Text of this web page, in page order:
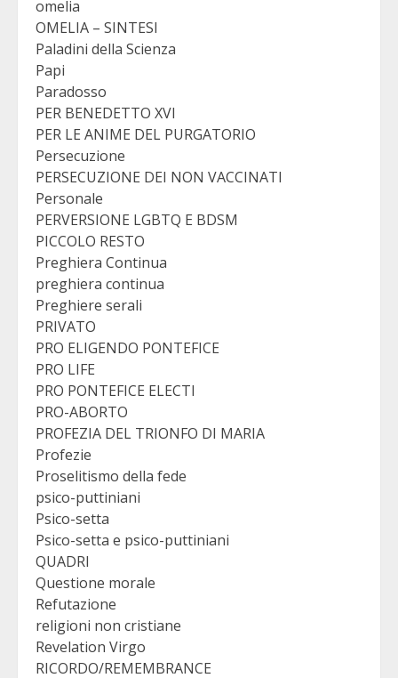
omelia
OMELIA – SINTESI
Paladini della Scienza
Papi
Paradosso
PER BENEDETTO XVI
PER LE ANIME DEL PURGATORIO
Persecuzione
PERSECUZIONE DEI NON VACCINATI
Personale
PERVERSIONE LGBTQ E BDSM
PICCOLO RESTO
Preghiera Continua
preghiera continua
Preghiere serali
PRIVATO
PRO ELIGENDO PONTEFICE
PRO LIFE
PRO PONTEFICE ELECTI
PRO-ABORTO
PROFEZIA DEL TRIONFO DI MARIA
Profezie
Proselitismo della fede
psico-puttiniani
Psico-setta
Psico-setta e psico-puttiniani
QUADRI
Questione morale
Refutazione
religioni non cristiane
Revelation Virgo
RICORDO/REMEMBRANCE